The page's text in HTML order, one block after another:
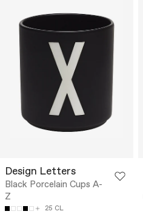
Design Letters
Black Porcelain Cups A-
Z
25 CL